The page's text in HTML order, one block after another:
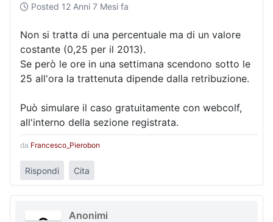
Posted 12 Anni 7 Mesi fa
Non si tratta di una percentuale ma di un valore
costante (0,25 per il 2013).
Se però le ore in una settimana scendono sotto le
25 all'ora la trattenuta dipende dalla retribuzione.
Può simulare il caso gratuitamente con webcolf,
all'interno della sezione registrata.
da Francesco_Pierobon
Rispondi Cita
Anonimi